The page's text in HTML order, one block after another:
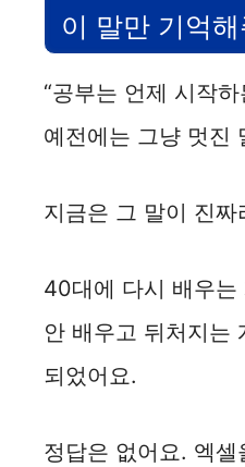
이 말만 기억해
“공부는 언제 시작
예전에는 그냥 멋진
지금은 그 말이 진짜
40대에 다시 배우는
안 배우고 뒤처지는
되었어요.
정답은 없어요. 엑